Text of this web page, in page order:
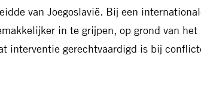
van Joegoslavië. Bij een
in te grijpen, op grond van het
interventie gerechtvaardigd is bij